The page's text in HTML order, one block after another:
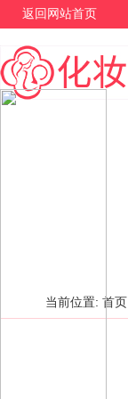
返回网站首页
当前位置: 首页